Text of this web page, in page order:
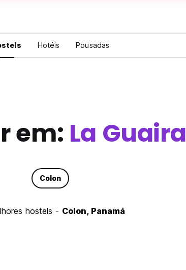
Hotéis Pousadas
em: La Guaira
Colon
hostels - Colon, Panamá